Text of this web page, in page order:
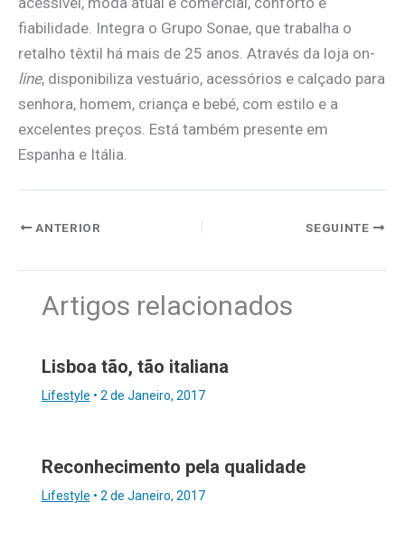
fiabilidade. Integra o Grupo Sonae, que trabalha o
retalho têxtil há mais de 25 anos. Através da loja on-
line, disponibiliza vestuário, acessórios e calçado para
senhora, homem, criança e bebé, com estilo e a
excelentes preços. Está também presente em
Espanha e Itália.
ANTERIOR SEGUINTE
Artigos relacionados
Lisboa tão, tão italiana
Lifestyle • 2 de Janeiro, 2017
Reconhecimento pela qualidade
Lifestyle • 2 de Janeiro, 2017